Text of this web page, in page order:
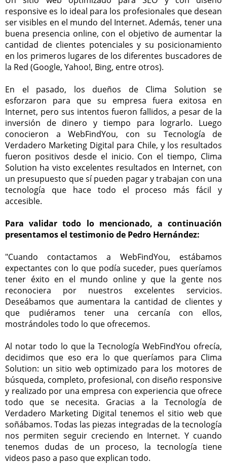
responsive es lo ideal para los profesionales que desean
ser visibles en el mundo del Internet. Además, tener una
buena presencia online, con el objetivo de aumentar la
cantidad de clientes potenciales y su posicionamiento
en los primeros lugares de los diferentes buscadores de
la Red (Google, Yahoo!, Bing, entre otros).
En el pasado, los dueños de Clima Solution se
esforzaron para que su empresa fuera exitosa en
Internet, pero sus intentos fueron fallidos, a pesar de la
inversión de dinero y tiempo para lograrlo. Luego
conocieron a WebFindYou, con su Tecnología de
Verdadero Marketing Digital para Chile, y los resultados
fueron positivos desde el inicio. Con el tiempo, Clima
Solution ha visto excelentes resultados en Internet, con
un presupuesto que sí pueden pagar y trabajan con una
tecnología que hace todo el proceso más fácil y
accesible.
Para validar todo lo mencionado, a continuación
presentamos el testimonio de Pedro Hernández:
"Cuando contactamos a WebFindYou, estábamos
expectantes con lo que podía suceder, pues queríamos
tener éxito en el mundo online y que la gente nos
reconociera por nuestros excelentes servicios.
Deseábamos que aumentara la cantidad de clientes y
que pudiéramos tener una cercanía con ellos,
mostrándoles todo lo que ofrecemos.
Al notar todo lo que la Tecnología WebFindYou ofrecía,
decidimos que eso era lo que queríamos para Clima
Solution: un sitio web optimizado para los motores de
búsqueda, completo, profesional, con diseño responsive
y realizado por una empresa con experiencia que ofrece
todo que se necesita. Gracias a la Tecnología de
Verdadero Marketing Digital tenemos el sitio web que
soñábamos. Todas las piezas integradas de la tecnología
nos permiten seguir creciendo en Internet. Y cuando
tenemos dudas de un proceso, la tecnología tiene
videos paso a paso que explican todo.